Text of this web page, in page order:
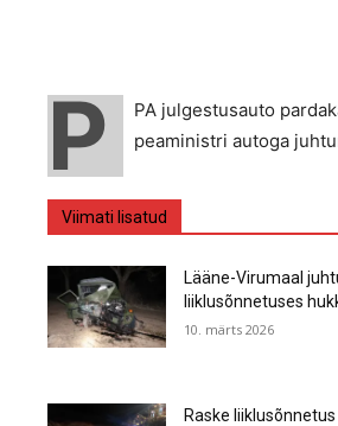
P
PA julgestusauto
peaministri autoga
Viimati lisatud
Lääne-Virumaal
liiklusõnnetuses
10. märts 2026
Raske